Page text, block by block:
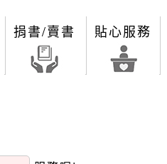
捐書/賣書 貼心服務